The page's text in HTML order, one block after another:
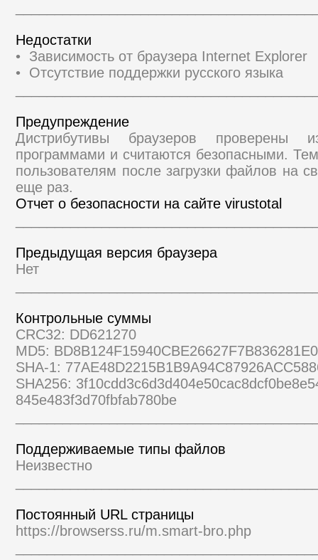
Недостатки
• Зависимость от браузера Internet Explorer
• Отсутствие поддержки русского языка
Предупреждение
Дистрибутивы браузеров проверены
программами и считаются безопасными.
пользователям после загрузки файлов на
еще раз.
Отчет о безопасности на сайте virustotal
Предыдущая версия браузера
Нет
Контрольные суммы
CRC32: DD621270
MD5: BD8B124F15940CBE26627F7B836281E0
SHA-1:
SHA256:
845e483f3d70fbfab780be
Поддерживаемые типы файлов
Неизвестно
Постоянный URL страницы
https://browserss.ru/m.smart-bro.php